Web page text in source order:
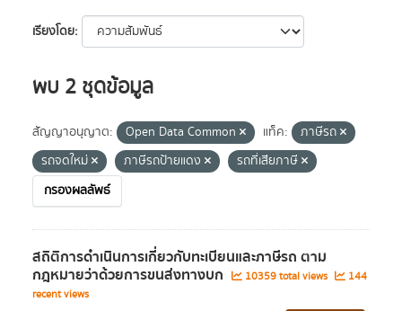
เรียงโดย
พบ 2 ชุดข้อมูล
สัญญาอนุญาต: Open Data Common แท็ค:
ภาษีรถ
รถจดใหม่
ภาษีรถป้ายแดง
รถที่เสียภาษี
กรองผลลัพธ์
สถิติการดำเนินการเกี่ยวกับทะเบียนและภาษีรถ ตาม
กฎหมายว่าด้วยการขนส่งทางบก 10359 total views
144
recent views